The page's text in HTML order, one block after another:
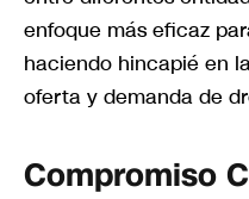
enfoque más eficaz
haciendo hincapié en
oferta y demanda de
Compromiso